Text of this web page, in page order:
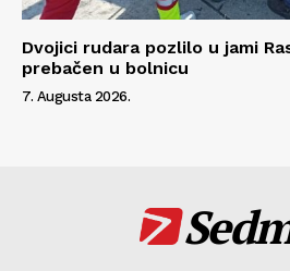
Dvojici rudara pozlilo u jami
prebačen u bolnicu
7. Augusta 2026.